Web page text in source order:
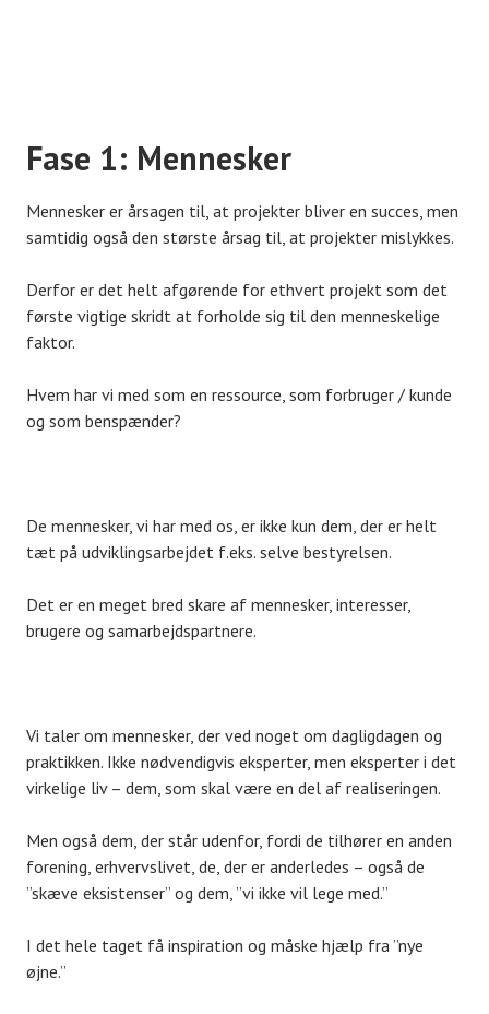
Fase 1: Mennesker
Mennesker er årsagen til, at projekter bliver en succes, men
samtidig også den største årsag til, at projekter mislykkes.
Derfor er det helt afgørende for ethvert projekt som det
første vigtige skridt at forholde sig til den menneskelige
faktor.
Hvem har vi med som en ressource, som forbruger / kunde
og som benspænder?
De mennesker, vi har med os, er ikke kun dem, der er helt
tæt på udviklingsarbejdet f.eks. selve bestyrelsen.
Det er en meget bred skare af mennesker, interesser,
brugere og samarbejdspartnere.
Vi taler om mennesker, der ved noget om dagligdagen og
praktikken. Ikke nødvendigvis eksperter, men eksperter i det
virkelige liv – dem, som skal være en del af realiseringen.
Men også dem, der står udenfor, fordi de tilhører en anden
forening, erhvervslivet, de, der er anderledes – også de
”skæve eksistenser” og dem, ”vi ikke vil lege med.”
I det hele taget få inspiration og måske hjælp fra ”nye
øjne.”